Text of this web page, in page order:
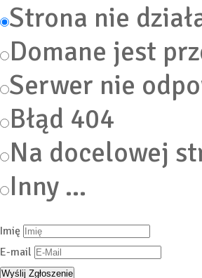
Strona nie
Domane jest
Serwer nie
Błąd 404
Na docelowej
Inny ...
Imię
E-mail